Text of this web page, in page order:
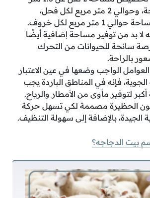
مربع لكل نعجة، وحوالي 2 متر مربع لكل فحل،
متر مربع لكل خروف.
لا بد من توفير مساحة إضافية أيضًا
سانحة للحيوانات من التحرك
بالراحة.
الواجب وضعها في عين الاعتبار
فإنه في المناطق الباردة يجب
لتوفير مأوى من الأمطار والرياح.
الحظيرة مصممة لكي تسهل حركة
الجيدة، بالإضافة إلى سهولة التنظيف.
بيت الدجاجه؟